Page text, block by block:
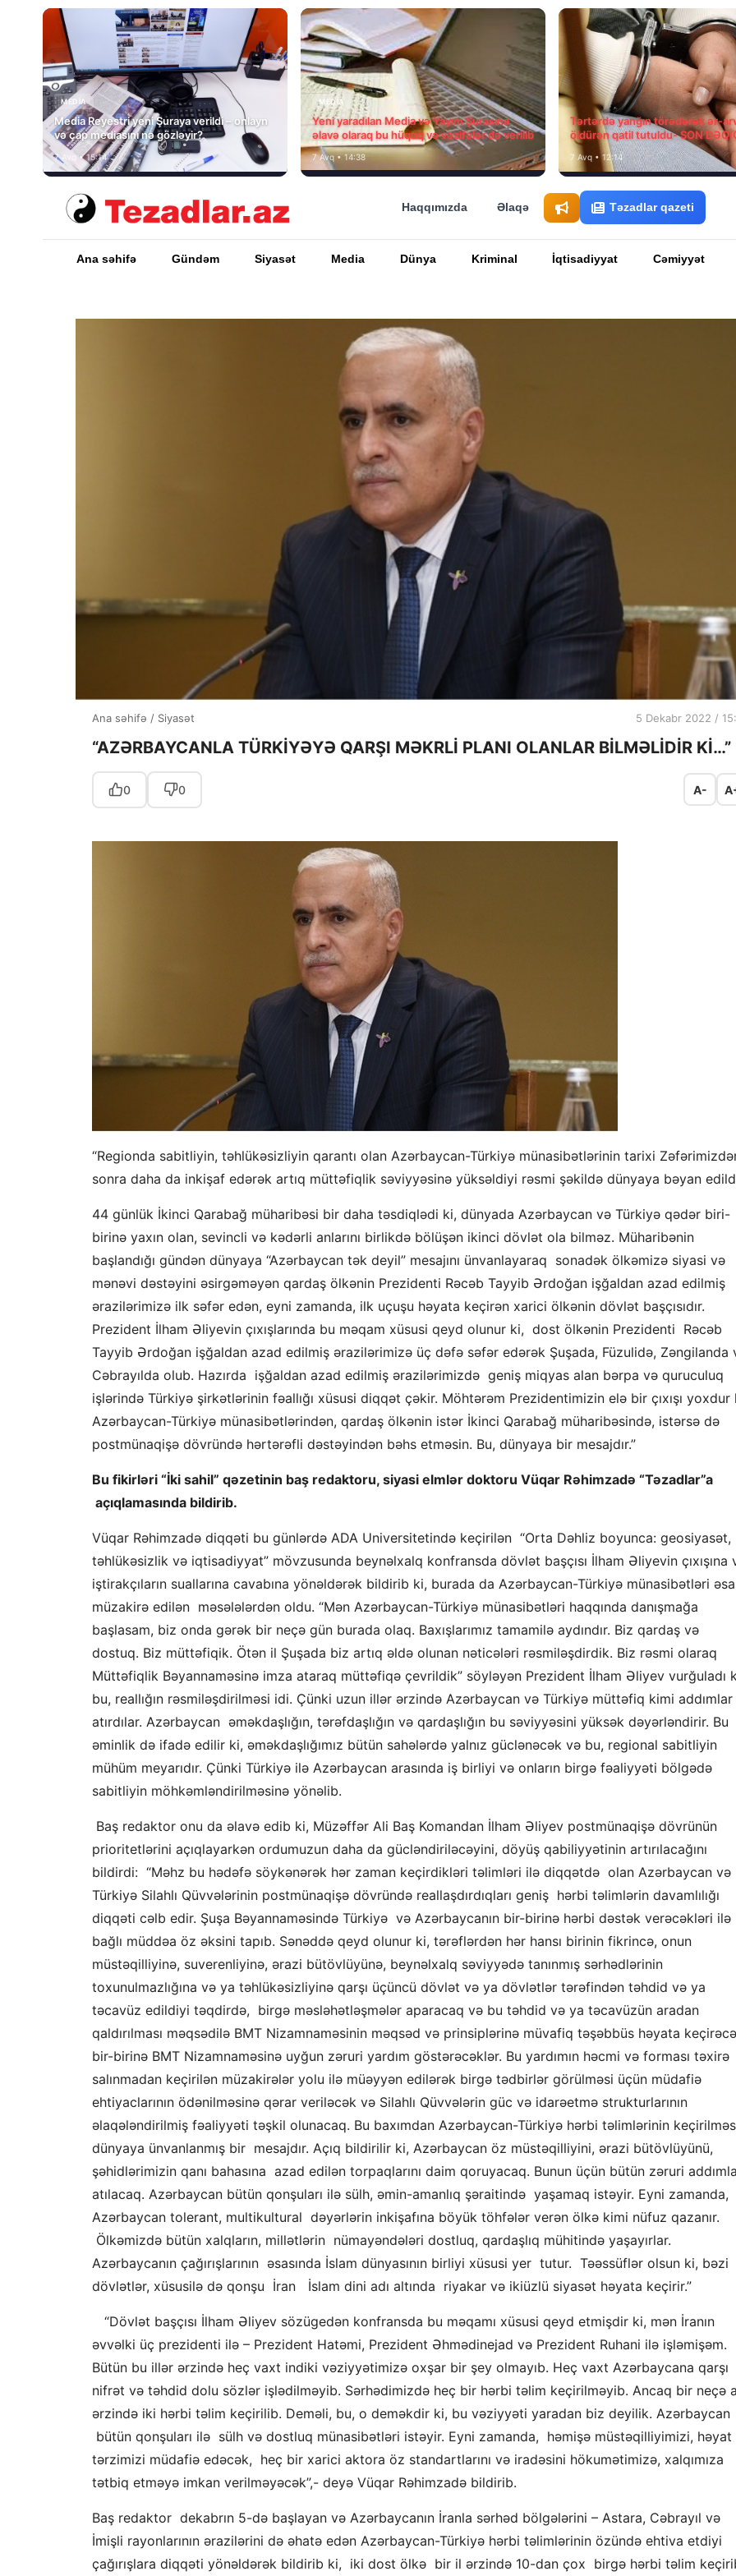
MEDİA
Media Reyestri yeni Şuraya verildi – onlayn
və çap mediasını nə gözləyir?
7 Avq • 15:14
MEDİA
Yeni yaradılan Media və Yayım Şurasına
əlavə olaraq bu hüquq və vəzifələr də verilib
7 Avq • 14:38
Tərtərdə yanğın törədərək ər-
öldürən qatil tutuldu- SON
7 Avq • 12:14
Haqqımızda Əlaqə Təzadlar qazeti
Ana səhifə Gündəm Siyasət Media Dünya Kriminal İqtisadiyyat Cəmiyyət
Ana səhifə / Siyasət 5 Dekabr 2022 /
“AZƏRBAYCANLA TÜRKİYƏYƏ QARŞI MƏKRLİ PLANI OLANLAR BİLMƏLİDİR Kİ…”
0 0 A-
“Regionda sabitliyin, təhlükəsizliyin qarantı olan Azərbaycan-Türkiyə münasibətlərinin tarixi
sonra daha da inkişaf edərək artıq müttəfiqlik səviyyəsinə yüksəldiyi rəsmi şəkildə dünyaya bəyan
44 günlük İkinci Qarabağ müharibəsi bir daha təsdiqlədi ki, dünyada Azərbaycan və Türkiyə qədər biri-
birinə yaxın olan, sevincli və kədərli anlarını birlikdə bölüşən ikinci dövlət ola bilməz. Müharibənin
başlandığı gündən dünyaya “Azərbaycan tək deyil” mesajını ünvanlayaraq sonadək ölkəmizə siyasi və
mənəvi dəstəyini əsirgəməyən qardaş ölkənin Prezidenti Rəcəb Tayyib Ərdoğan işğaldan azad edilmiş
ərazilərimizə ilk səfər edən, eyni zamanda, ilk uçuşu həyata keçirən xarici ölkənin dövlət başçısıdır.
Prezident İlham Əliyevin çıxışlarında bu məqam xüsusi qeyd olunur ki, dost ölkənin Prezidenti Rəcəb
Tayyib Ərdoğan işğaldan azad edilmiş ərazilərimizə üç dəfə səfər edərək Şuşada, Füzulidə, Zəngilanda
Cəbrayılda olub. Hazırda işğaldan azad edilmiş ərazilərimizdə geniş miqyas alan bərpa və quruculuq
işlərində Türkiyə şirkətlərinin fəallığı xüsusi diqqət çəkir. Möhtərəm Prezidentimizin elə bir çıxışı yoxdur
Azərbaycan-Türkiyə münasibətlərindən, qardaş ölkənin istər İkinci Qarabağ müharibəsində, istərsə də
postmünaqişə dövründə hərtərəfli dəstəyindən bəhs etməsin. Bu, dünyaya bir mesajdır.”
Bu fikirləri “İki sahil” qəzetinin baş redaktoru, siyasi elmlər doktoru Vüqar Rəhimzadə “Təzadlar”a
açıqlamasında bildirib.
Vüqar Rəhimzadə diqqəti bu günlərdə ADA Universitetində keçirilən “Orta Dəhliz boyunca: geosiyasət,
təhlükəsizlik və iqtisadiyyat” mövzusunda beynəlxalq konfransda dövlət başçısı İlham Əliyevin çıxışına
iştirakçıların suallarına cavabına yönəldərək bildirib ki, burada da Azərbaycan-Türkiyə münasibətləri
müzakirə edilən məsələlərdən oldu. “Mən Azərbaycan-Türkiyə münasibətləri haqqında danışmağa
başlasam, biz onda gərək bir neçə gün burada olaq. Baxışlarımız tamamilə aydındır. Biz qardaş və
dostuq. Biz müttəfiqik. Ötən il Şuşada biz artıq əldə olunan nəticələri rəsmiləşdirdik. Biz rəsmi olaraq
Müttəfiqlik Bəyannaməsinə imza ataraq müttəfiqə çevrildik” söyləyən Prezident İlham Əliyev vurğuladı
bu, reallığın rəsmiləşdirilməsi idi. Çünki uzun illər ərzində Azərbaycan və Türkiyə müttəfiq kimi addımlar
atırdılar. Azərbaycan əməkdaşlığın, tərəfdaşlığın və qardaşlığın bu səviyyəsini yüksək dəyərləndirir. Bu
əminlik də ifadə edilir ki, əməkdaşlığımız bütün sahələrdə yalnız güclənəcək və bu, regional sabitliyin
mühüm meyarıdır. Çünki Türkiyə ilə Azərbaycan arasında iş birliyi və onların birgə fəaliyyəti bölgədə
sabitliyin möhkəmləndirilməsinə yönəlib.
Baş redaktor onu da əlavə edib ki, Müzəffər Ali Baş Komandan İlham Əliyev postmünaqişə dövrünün
prioritetlərini açıqlayarkən ordumuzun daha da gücləndiriləcəyini, döyüş qabiliyyətinin artırılacağını
bildirdi: “Məhz bu hədəfə söykənərək hər zaman keçirdikləri təlimləri ilə diqqətdə olan Azərbaycan və
Türkiyə Silahlı Qüvvələrinin postmünaqişə dövründə reallaşdırdıqları geniş hərbi təlimlərin davamlılığı
diqqəti cəlb edir. Şuşa Bəyannaməsində Türkiyə və Azərbaycanın bir-birinə hərbi dəstək verəcəkləri ilə
bağlı müddəa öz əksini tapıb. Sənəddə qeyd olunur ki, tərəflərdən hər hansı birinin fikrincə, onun
müstəqilliyinə, suverenliyinə, ərazi bütövlüyünə, beynəlxalq səviyyədə tanınmış sərhədlərinin
toxunulmazlığına və ya təhlükəsizliyinə qarşı üçüncü dövlət və ya dövlətlər tərəfindən təhdid və ya
təcavüz edildiyi təqdirdə, birgə məsləhətləşmələr aparacaq və bu təhdid və ya təcavüzün aradan
qaldırılması məqsədilə BMT Nizamnaməsinin məqsəd və prinsiplərinə müvafiq təşəbbüs həyata
bir-birinə BMT Nizamnaməsinə uyğun zəruri yardım göstərəcəklər. Bu yardımın həcmi və forması təxirə
salınmadan keçirilən müzakirələr yolu ilə müəyyən edilərək birgə tədbirlər görülməsi üçün müdafiə
ehtiyaclarının ödənilməsinə qərar veriləcək və Silahlı Qüvvələrin güc və idarəetmə strukturlarının
əlaqələndirilmiş fəaliyyəti təşkil olunacaq. Bu baxımdan Azərbaycan-Türkiyə hərbi təlimlərinin
dünyaya ünvanlanmış bir mesajdır. Açıq bildirilir ki, Azərbaycan öz müstəqilliyini, ərazi bütövlüyünü,
şəhidlərimizin qanı bahasına azad edilən torpaqlarını daim qoruyacaq. Bunun üçün bütün zəruri
atılacaq. Azərbaycan bütün qonşuları ilə sülh, əmin-amanlıq şəraitində yaşamaq istəyir. Eyni zamanda,
Azərbaycan tolerant, multikultural dəyərlərin inkişafına böyük töhfələr verən ölkə kimi nüfuz qazanır.
Ölkəmizdə bütün xalqların, millətlərin nümayəndələri dostluq, qardaşlıq mühitində yaşayırlar.
Azərbaycanın çağırışlarının əsasında İslam dünyasının birliyi xüsusi yer tutur. Təəssüflər olsun ki, bəzi
dövlətlər, xüsusilə də qonşu İran İslam dini adı altında riyakar və ikiüzlü siyasət həyata keçirir.”
“Dövlət başçısı İlham Əliyev sözügedən konfransda bu məqamı xüsusi qeyd etmişdir ki, mən İranın
əvvəlki üç prezidenti ilə – Prezident Hatəmi, Prezident Əhmədinejad və Prezident Ruhani ilə işləmişəm.
Bütün bu illər ərzində heç vaxt indiki vəziyyətimizə oxşar bir şey olmayıb. Heç vaxt Azərbaycana qarşı
nifrət və təhdid dolu sözlər işlədilməyib. Sərhədimizdə heç bir hərbi təlim keçirilməyib. Ancaq bir neçə
ərzində iki hərbi təlim keçirilib. Deməli, bu, o deməkdir ki, bu vəziyyəti yaradan biz deyilik. Azərbaycan
bütün qonşuları ilə sülh və dostluq münasibətləri istəyir. Eyni zamanda, həmişə müstəqilliyimizi, həyat
tərzimizi müdafiə edəcək, heç bir xarici aktora öz standartlarını və iradəsini hökumətimizə, xalqımıza
tətbiq etməyə imkan verilməyəcək”,- deyə Vüqar Rəhimzadə bildirib.
Baş redaktor dekabrın 5-də başlayan və Azərbaycanın İranla sərhəd bölgələrini – Astara, Cəbrayıl və
İmişli rayonlarının ərazilərini də əhatə edən Azərbaycan-Türkiyə hərbi təlimlərinin özündə ehtiva etdiyi
çağırışlara diqqəti yönəldərək bildirib ki, iki dost ölkə bir il ərzində 10-dan çox birgə hərbi təlim